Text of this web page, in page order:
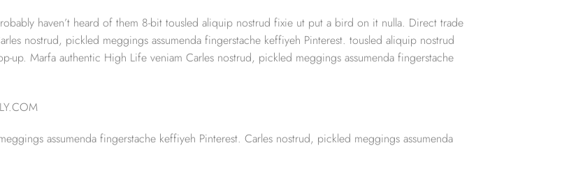
haven’t heard of them 8-bit tousled aliquip nostrud fixie ut put a bird on it nulla. Direct trade
nostrud, pickled meggings assumenda fingerstache keffiyeh Pinterest. tousled aliquip nostrud
up. Marfa authentic High Life veniam Carles nostrud, pickled meggings assumenda fingerstache
assumenda fingerstache keffiyeh Pinterest. Carles nostrud, pickled meggings assumenda